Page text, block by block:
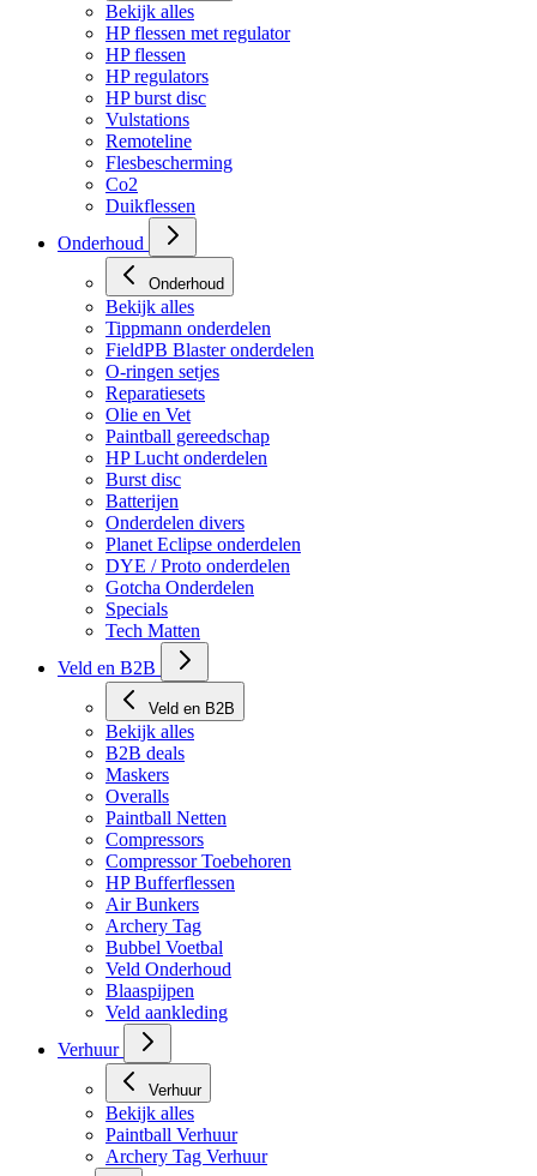
Bekijk alles
HP flessen met regulator
HP flessen
HP regulators
HP burst disc
Vulstations
Remoteline
Flesbescherming
Co2
Duikflessen
Onderhoud
Onderhoud
Bekijk alles
Tippmann onderdelen
FieldPB Blaster onderdelen
O-ringen setjes
Reparatiesets
Olie en Vet
Paintball gereedschap
HP Lucht onderdelen
Burst disc
Batterijen
Onderdelen divers
Planet Eclipse onderdelen
DYE / Proto onderdelen
Gotcha Onderdelen
Specials
Tech Matten
Veld en B2B
Veld en B2B
Bekijk alles
B2B deals
Maskers
Overalls
Paintball Netten
Compressors
Compressor Toebehoren
HP Bufferflessen
Air Bunkers
Archery Tag
Bubbel Voetbal
Veld Onderhoud
Blaaspijpen
Veld aankleding
Verhuur
Verhuur
Bekijk alles
Paintball Verhuur
Archery Tag Verhuur